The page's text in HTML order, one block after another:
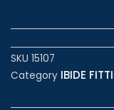
SKU 15107
Category IBIDE